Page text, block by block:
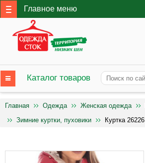
Главное меню
Каталог товаров
Главная Одежда Женская одежда
Зимние куртки, пуховики
Куртка 26226